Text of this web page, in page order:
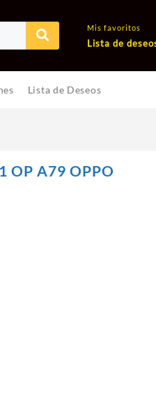
Mis favoritos
Lista de
Lista de Deseos
OP A79 OPPO